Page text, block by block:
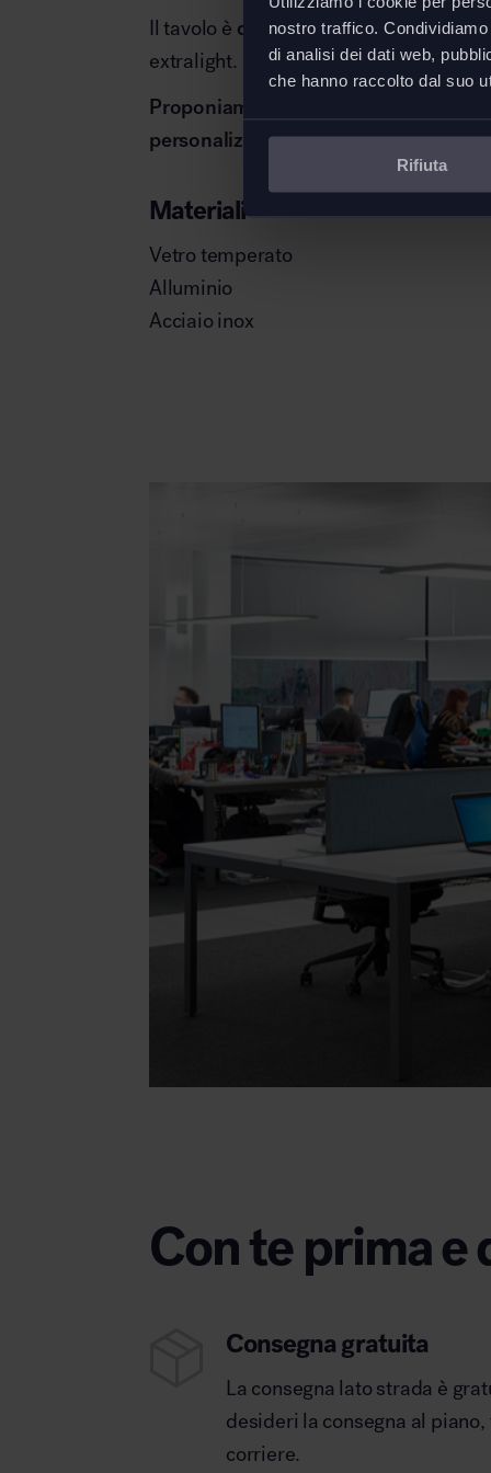
nostro traffico.
di analisi dei dati web,
che hanno raccolto dal suo
Rifiuta
Il tavolo è disponibile in varie misuree
extralight.
Proponiamo alcuni modelli, contattaci
personalizzata.
Materiali
Vetro temperato
Alluminio
Acciaio inox
Con te prima
Consegna gratuita
La consegna lato strada è
desideri la consegna al
corriere.